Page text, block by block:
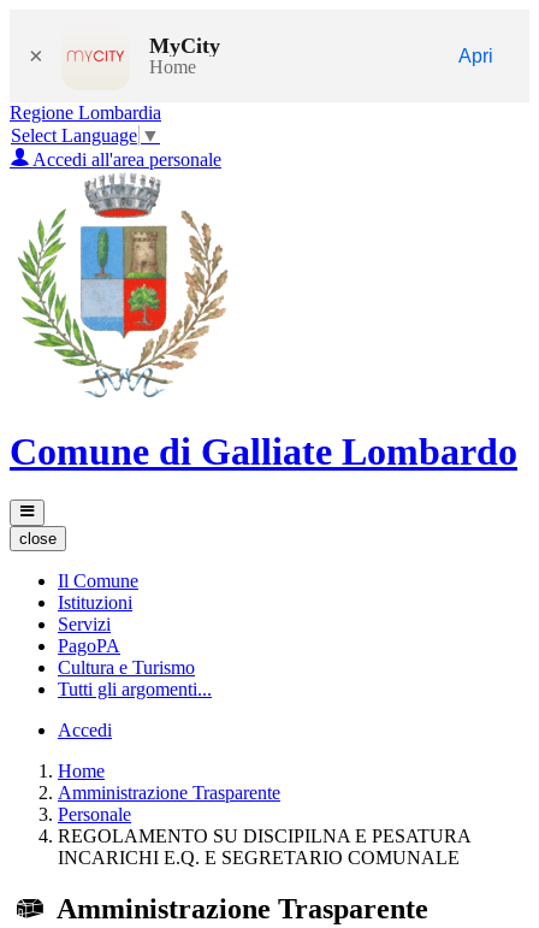
× MyCity
Home
Apri
Regione Lombardia
Select Language ▼
Accedi all'area personale
Comune di Galliate Lombardo
close
Il Comune
Istituzioni
Servizi
PagoPA
Cultura e Turismo
Tutti gli argomenti...
Accedi
Home
Amministrazione Trasparente
Personale
REGOLAMENTO SU DISCIPILNA E PESATURA
INCARICHI E.Q. E SEGRETARIO COMUNALE
Amministrazione Trasparente